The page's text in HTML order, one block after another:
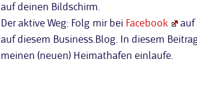
auf deinen Bildschirm.
Der aktive Weg: Folg mir bei Facebook auf
auf diesem Business.Blog. In diesem
meinen (neuen) Heimathafen einlaufe.